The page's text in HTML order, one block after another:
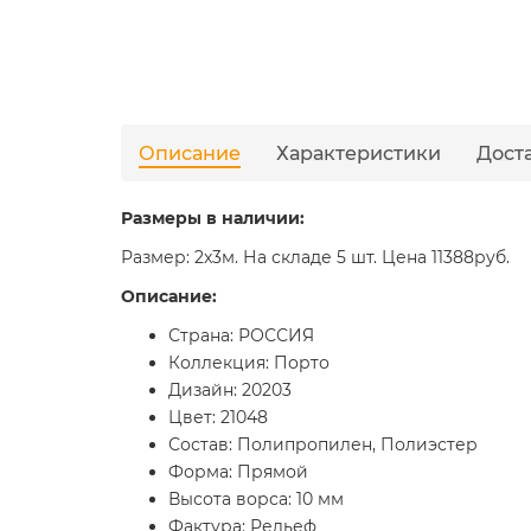
Описание Характеристики
Размеры в наличии:
Размер: 2x3м. На складе 5 шт. Цена 11388руб.
Описание:
Страна: РОССИЯ
Коллекция: Порто
Дизайн: 20203
Цвет: 21048
Состав: Полипропилен, Полиэстер
Форма: Прямой
Высота ворса: 10 мм
Фактура: Рельеф